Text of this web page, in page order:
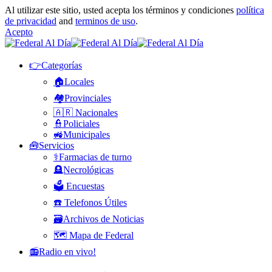
Al utilizar este sitio, usted acepta los términos y condiciones política
de privacidad and terminos de uso.
Acepto
👉Categorías
🏠Locales
🏘️Provinciales
🇦🇷 Nacionales
👮Policiales
🚜Municipales
🧰Servicios
⚕️Farmacias de turno
🪦Necrológicas
🗳️ Encuestas
☎️ Telefonos Útiles
🗃️Archivos de Noticias
🗺️ Mapa de Federal
📻Radio en vivo!